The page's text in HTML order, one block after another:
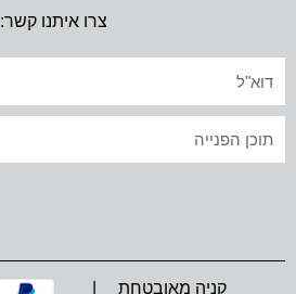
H
A
P
P
A
C
O
K
N
S
R
A
צרו איתנו קשר:
קניה מאובטחת |